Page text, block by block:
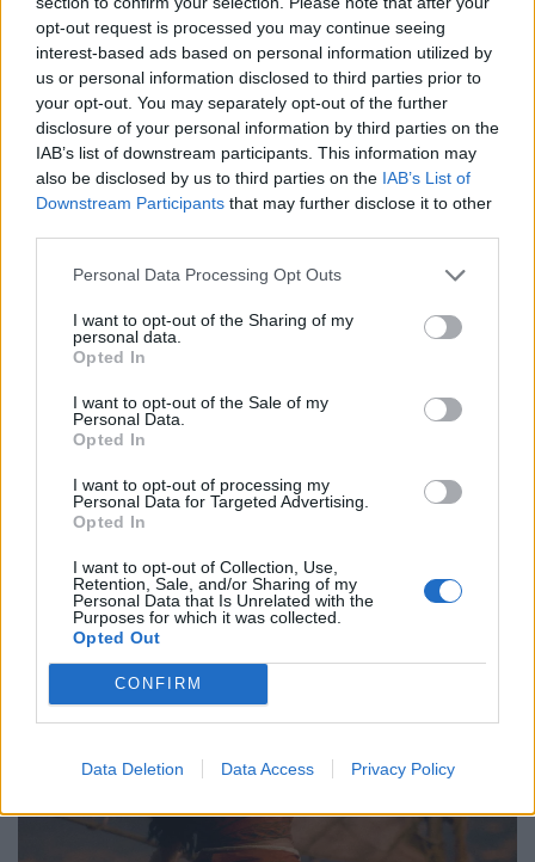
opt-out request is processed you may continue seeing
interest-based ads based on personal information utilized by
us or personal information disclosed to third parties prior to
your opt-out. You may separately opt-out of the further
disclosure of your personal information by third parties on the
IAB’s list of downstream participants. This information may
also be disclosed by us to third parties on the IAB’s List of
Downstream Participants that may further disclose it to other
Personal Data Processing Opt Outs
I want to opt-out of the Sharing of my
personal data.
Opted In
I want to opt-out of the Sale of my
Personal Data.
Opted In
I want to opt-out of processing my
Personal Data for Targeted Advertising.
Opted In
I want to opt-out of Collection, Use,
Retention, Sale, and/or Sharing of my
Personal Data that Is Unrelated with the
Purposes for which it was collected.
Opted Out
CONFIRM
Data Deletion Data Access Privacy Policy
Philip Glass: Παγκόσμια γιορτή για τα 90ά
γενέθλιά του με πρεμιέρα της “Συμφωνίας
Νο. 15: Lincoln”
29.05.26
Ο Philip Glass θα γιορτάσει τα 90ά του γενέθλια στις 31
Ιανουαρίου 2027 με μια πολυετή, διεθνή σειρά εκδηλώσεων
που κορυφώνεται με την παγκόσμια πρεμιέρα της "Συμφωνίας
Νο. 15: Lincoln" και επετειακά